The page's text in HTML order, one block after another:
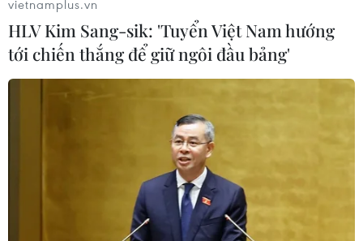
Thành quả kinh tế của Trung Quốc cũng được
phản ánh qua việc nước này cónhiều thành phố
được xếp hạng hơn các nước khác và một số
thành phố như Vũ Hánvà Thành Đô lần đầu tiên
lọt vào bảng xếp hạng này./.
(TTXVN/Vietnam+)
vietnamplus.vn
HLV Kim Sang-sik: 'Tuyển Việt Nam hướng
tới chiến thắng để giữ ngôi đầu bảng'